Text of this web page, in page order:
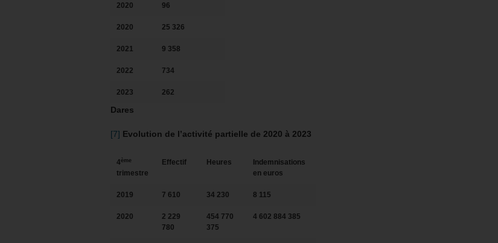
2020 96
2020 25 326
2021 9 358
2022 734
2023 262
Dares
[7] Evolution de l’activité partielle de 2020 à 2023
4ème
trimestre
Effectif Heures
Indemnisations
en euros
2019 7 610 34 230 8 115
2020
2 229
780
454 770
375
4 602 884 385